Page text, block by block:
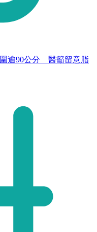
逾90公分 醫籲留意脂